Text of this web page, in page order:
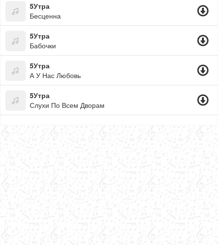
5Утра
Бесценна
5Утра
Бабочки
5Утра
А У Нас Любовь
5Утра
Слухи По Всем Дворам